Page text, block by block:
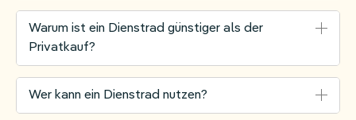
6.500 Fachhändlern bietet JobRad eine der
größten Auswahlen an Fahrrädern, E-Bikes und
Zubehör.
Warum ist ein Dienstrad günstiger als der
Privatkauf?
Wer kann ein Dienstrad nutzen?